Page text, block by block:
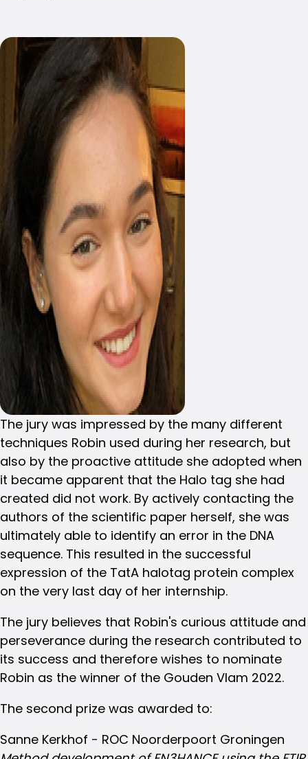
The jury was impressed by the many different
techniques Robin used during her research, but
also by the proactive attitude she adopted when
it became apparent that the Halo tag she had
created did not work. By actively contacting the
authors of the scientific paper herself, she was
ultimately able to identify an error in the DNA
sequence. This resulted in the successful
expression of the TatA halotag protein complex
on the very last day of her internship.
The jury believes that Robin's curious attitude and
perseverance during the research contributed to
its success and therefore wishes to nominate
Robin as the winner of the Gouden Vlam 2022.
The second prize was awarded to:
Sanne Kerkhof - ROC Noorderpoort Groningen